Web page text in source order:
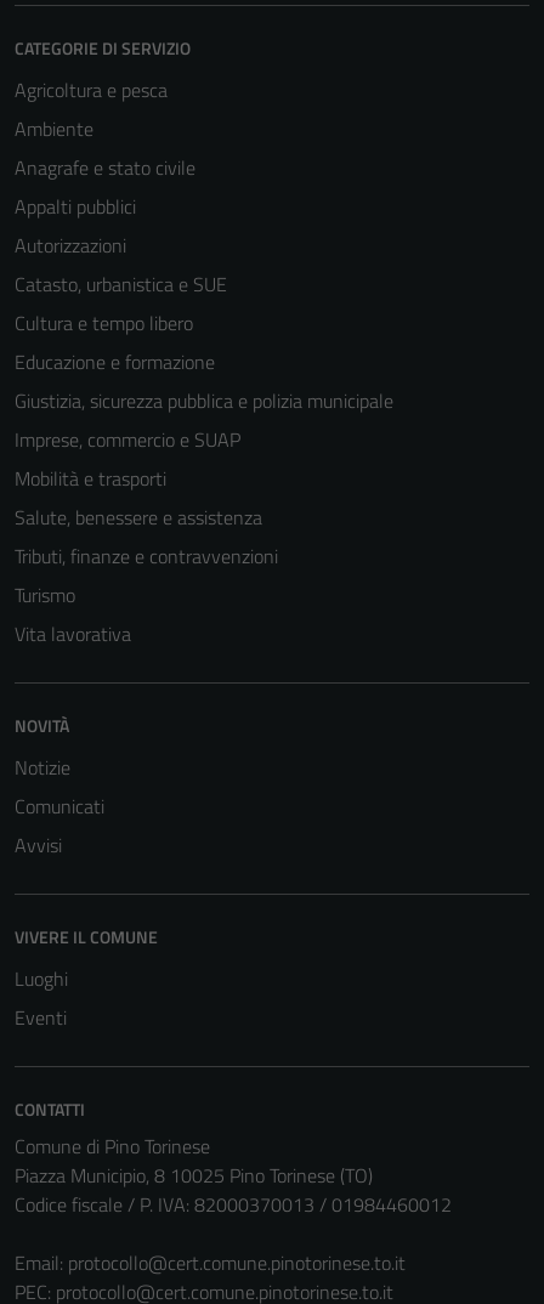
CATEGORIE DI SERVIZIO
Agricoltura e pesca
Ambiente
Anagrafe e stato civile
Appalti pubblici
Autorizzazioni
Catasto, urbanistica e SUE
Cultura e tempo libero
Educazione e formazione
Giustizia, sicurezza pubblica e polizia municipale
Imprese, commercio e SUAP
Mobilità e trasporti
Salute, benessere e assistenza
Tributi, finanze e contravvenzioni
Turismo
Vita lavorativa
NOVITÀ
Notizie
Comunicati
Avvisi
VIVERE IL COMUNE
Luoghi
Eventi
CONTATTI
Comune di Pino Torinese
Piazza Municipio, 8 10025 Pino Torinese (TO)
Codice fiscale / P. IVA: 82000370013 / 01984460012
Email: protocollo@cert.comune.pinotorinese.to.it
PEC: protocollo@cert.comune.pinotorinese.to.it
possono